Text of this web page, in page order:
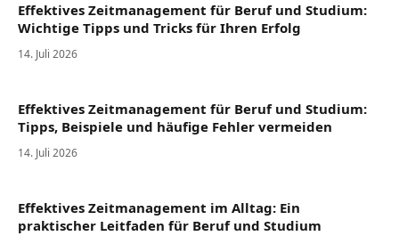
Effektives Zeitmanagement für Beruf und Studium:
Wichtige Tipps und Tricks für Ihren Erfolg
14. Juli 2026
Effektives Zeitmanagement für Beruf und Studium:
Tipps, Beispiele und häufige Fehler vermeiden
14. Juli 2026
Effektives Zeitmanagement im Alltag: Ein
praktischer Leitfaden für Beruf und Studium